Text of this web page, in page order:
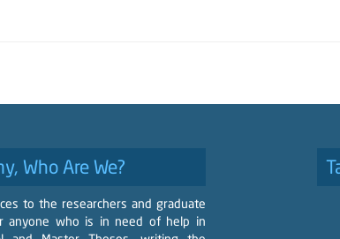
Who Are We?
to the researchers and graduate
anyone who is in need of help in